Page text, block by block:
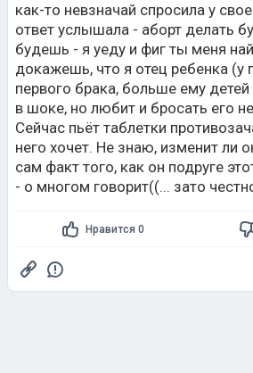
как-то невзначай спросила у
ответ услышала - аборт делать
будешь - я уеду и фиг ты меня
докажешь, что я отец ребенка (у
первого брака, больше ему
в шоке, но любит и бросать его
Сейчас пьёт таблетки
него хочет. Не знаю, изменит ли
сам факт того, как он подруге
- о многом говорит((... зато
Нравится 0